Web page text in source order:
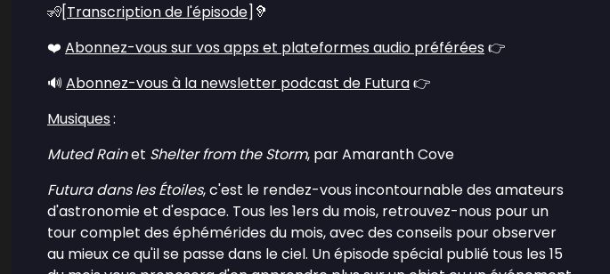
🧏[Transcription de l'épisode]🦻
❤️ Abonnez-vous sur vos apps et plateformes audio préférées 👉
🔊 Abonnez-vous à la newsletter podcast de Futura👉
Musiques:
Muted Rainet Shelter from the Storm, par Amaranth Cove
Futura dans les Étoiles, c'est le rendez-vous incontournable des amateurs
d'astronomie et d'espace. Tous les 1ers du mois, retrouvez-nous pour un
tour complet des éphémérides du mois, avec des conseils pour observer
au mieux ce qu'il se passe dans le ciel. Un épisode spécial publié tous les 15